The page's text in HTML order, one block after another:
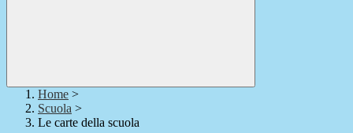
Home >
Scuola >
Le carte della scuola